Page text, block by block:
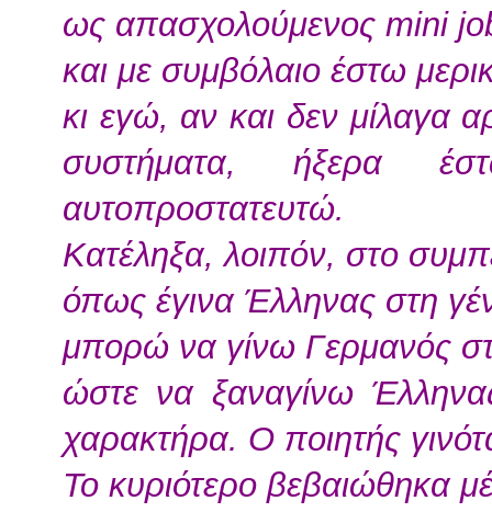
ως απασχολούμενος mini
και με συμβόλαιο έστω
κι εγώ, αν και δεν μίλαγα
συστήματα, ήξερα
αυτοπροστατευτώ.
Κατέληξα, λοιπόν, στο
όπως έγινα Έλληνας στη
μπορώ να γίνω Γερμανός
ώστε να ξαναγίνω
χαρακτήρα. Ο ποιητής
Το κυριότερο βεβαιώθηκα